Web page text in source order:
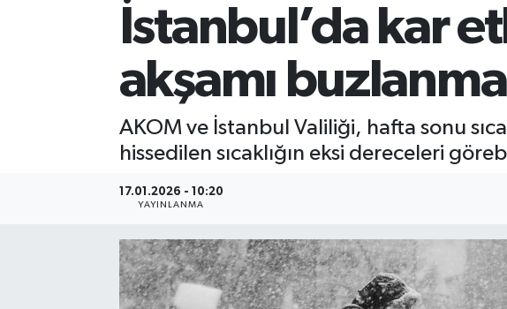
İstanbul’da kar
akşamı
AKOM ve İstanbul Valiliği, hafta sonu
hissedilen sıcaklığın eksi dereceleri
17.01.2026 - 10:20
YAYINLANMA